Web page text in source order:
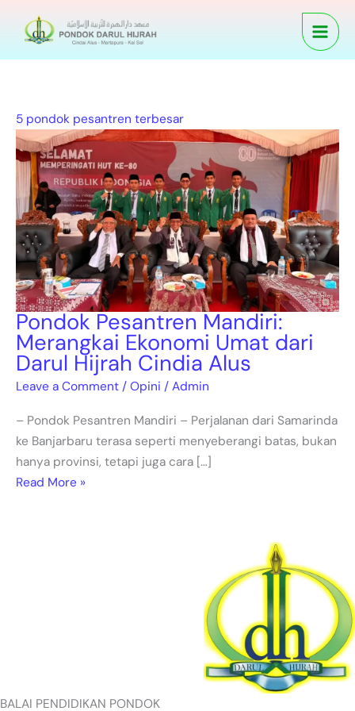
5 pondok pesantren terbesar
Pondok Pesantren Mandiri:
Merangkai Ekonomi Umat dari
Darul Hijrah Cindia Alus
Leave a Comment / Opini / Admin
– Pondok Pesantren Mandiri – Perjalanan dari Samarinda
ke Banjarbaru terasa seperti menyeberangi batas, bukan
hanya provinsi, tetapi juga cara […]
Pesantren
Umat
dari
Darul
Hijrah
Cindia
Alus
Read More »
BALAI PENDIDIKAN PONDOK